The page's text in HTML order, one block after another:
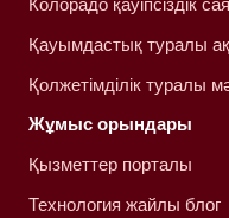
Қауымдастық туралы
Қолжетімділік туралы
Жұмыс орындары
Қызметтер порталы
Технология жайлы блог